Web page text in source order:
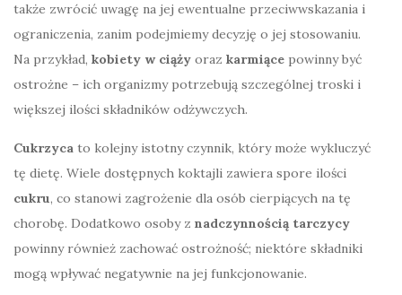
także zwrócić uwagę na jej ewentualne przeciwwskazania i
ograniczenia, zanim podejmiemy decyzję o jej stosowaniu.
Na przykład, kobiety w ciąży oraz karmiące powinny być
ostrożne – ich organizmy potrzebują szczególnej troski i
większej ilości składników odżywczych.
Cukrzyca to kolejny istotny czynnik, który może wykluczyć
tę dietę. Wiele dostępnych koktajli zawiera spore ilości
cukru, co stanowi zagrożenie dla osób cierpiących na tę
chorobę. Dodatkowo osoby z nadczynnością tarczycy
powinny również zachować ostrożność; niektóre składniki
mogą wpływać negatywnie na jej funkcjonowanie.